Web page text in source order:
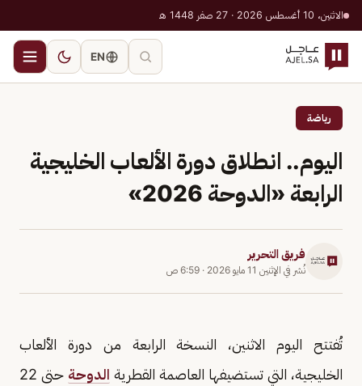
الاثنين، 10 أغسطس 2026 · 27 صفر 1448 هـ
EN
رياضة
اليوم.. انطلاق دورة الألعاب الخليجية
الرابعة «الدوحة 2026»
فريق التحرير
نُشر في الإثنين 11 مايو 2026 · 6:59 ص
تُفتتح اليوم الاثنين، النسخة الرابعة من دورة الألعاب
الخليجية، التي تستضيفها العاصمة القطرية الدوحة
حتى 22